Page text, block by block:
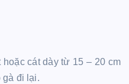
cát dày từ 15 – 20 cm
gà đi lại.